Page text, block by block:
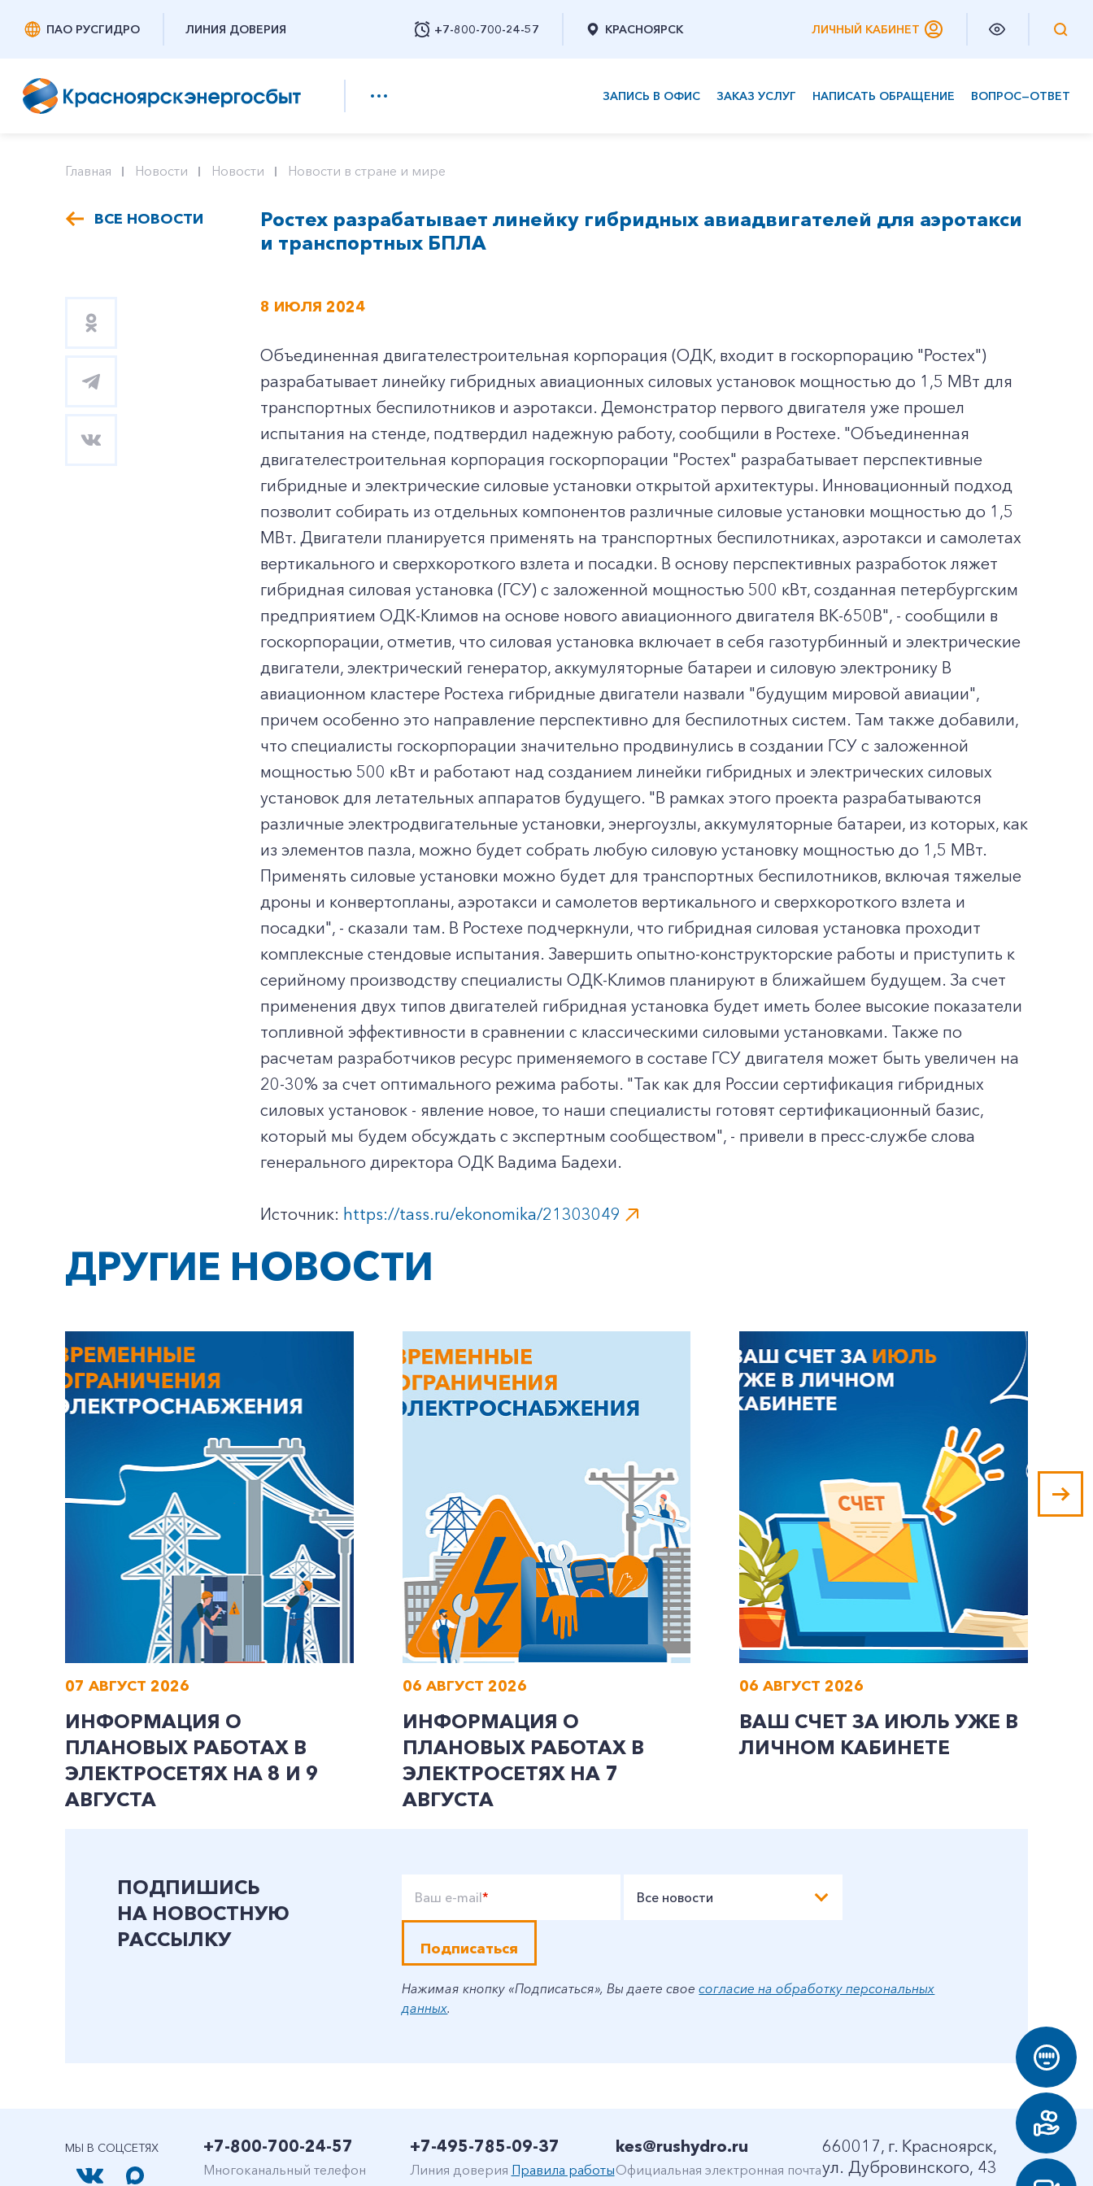
ПАО РУСГИДРО ЛИНИЯ ДОВЕРИЯ +7-800-700-24-57
Заказать обратный звонок
КРАСНОЯРСК ЛИЧНЫЙ КАБИНЕТ
ЗАПИСЬ В ОФИС ЗАКАЗ УСЛУГ НАПИСАТЬ ОБРАЩЕНИЕ ВОПРОС—ОТВЕТ
+7-800-700-24-57
Заказать обратный звонок
Корпоративным клиентам
Главная Новости Новости Новости в стране и мире
ВСЕ НОВОСТИ
Ростех разрабатывает линейку гибридных авиадвигателей для аэротакси
и транспортных БПЛА
8 ИЮЛЯ 2024
Объединенная двигателестроительная корпорация (ОДК, входит в госкорпорацию "Ростех")
разрабатывает линейку гибридных авиационных силовых установок мощностью до 1,5 МВт для
транспортных беспилотников и аэротакси. Демонстратор первого двигателя уже прошел
испытания на стенде, подтвердил надежную работу, сообщили в Ростехе. "Объединенная
двигателестроительная корпорация госкорпорации "Ростех" разрабатывает перспективные
гибридные и электрические силовые установки открытой архитектуры. Инновационный подход
позволит собирать из отдельных компонентов различные силовые установки мощностью до 1,5
МВт. Двигатели планируется применять на транспортных беспилотниках, аэротакси и самолетах
вертикального и сверхкороткого взлета и посадки. В основу перспективных разработок ляжет
гибридная силовая установка (ГСУ) с заложенной мощностью 500 кВт, созданная петербургским
предприятием ОДК-Климов на основе нового авиационного двигателя ВК-650В", - сообщили в
госкорпорации, отметив, что силовая установка включает в себя газотурбинный и электрические
двигатели, электрический генератор, аккумуляторные батареи и силовую электронику В
авиационном кластере Ростеха гибридные двигатели назвали "будущим мировой авиации",
причем особенно это направление перспективно для беспилотных систем. Там также добавили,
что специалисты госкорпорации значительно продвинулись в создании ГСУ с заложенной
мощностью 500 кВт и работают над созданием линейки гибридных и электрических силовых
установок для летательных аппаратов будущего. "В рамках этого проекта разрабатываются
различные электродвигательные установки, энергоузлы, аккумуляторные батареи, из которых, как
из элементов пазла, можно будет собрать любую силовую установку мощностью до 1,5 МВт.
Применять силовые установки можно будет для транспортных беспилотников, включая тяжелые
дроны и конвертопланы, аэротакси и самолетов вертикального и сверхкороткого взлета и
посадки", - сказали там. В Ростехе подчеркнули, что гибридная силовая установка проходит
комплексные стендовые испытания. Завершить опытно-конструкторские работы и приступить к
серийному производству специалисты ОДК-Климов планируют в ближайшем будущем. За счет
применения двух типов двигателей гибридная установка будет иметь более высокие показатели
топливной эффективности в сравнении с классическими силовыми установками. Также по
расчетам разработчиков ресурс применяемого в составе ГСУ двигателя может быть увеличен на
20-30% за счет оптимального режима работы. "Так как для России сертификация гибридных
силовых установок - явление новое, то наши специалисты готовят сертификационный базис,
который мы будем обсуждать с экспертным сообществом", - привели в пресс-службе слова
генерального директора ОДК Вадима Бадехи.
Источник: https://tass.ru/ekonomika/21303049
ДРУГИЕ НОВОСТИ
07 АВГУСТ 2026
ИНФОРМАЦИЯ О
ПЛАНОВЫХ РАБОТАХ В
ЭЛЕКТРОСЕТЯХ НА 8 И 9
АВГУСТА
06 АВГУСТ 2026
ИНФОРМАЦИЯ О
ПЛАНОВЫХ РАБОТАХ В
ЭЛЕКТРОСЕТЯХ НА 7
АВГУСТА
06 АВГУСТ 2026
ВАШ СЧЕТ ЗА ИЮЛЬ УЖЕ В
ЛИЧНОМ КАБИНЕТЕ
ПОДПИШИСЬ
НА НОВОСТНУЮ
РАССЫЛКУ
Ваш e-mail* Все новости
Подписаться
Нажимая кнопку «Подписаться», Вы даете своесогласие на обработку персональных
данных.
МЫ В СОЦСЕТЯХ +7-800-700-24-57
Многоканальный телефон
+7-495-785-09-37
Линия доверия Правила работы
kes@rushydro.ru
Официальная электронная почта
660017, г. Красноярск,
ул. Дубровинского, 43